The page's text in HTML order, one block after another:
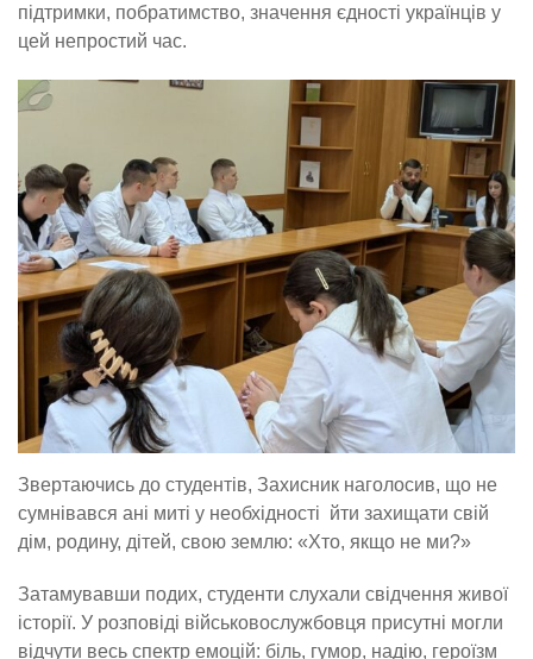
підтримки, побратимство, значення єдності українців у
цей непростий час.
Звертаючись до студентів, Захисник наголосив, що не
сумнівався ані миті у необхідності йти захищати свій
дім, родину, дітей, свою землю: «Хто, якщо не ми?»
Затамувавши подих, студенти слухали свідчення живої
історії. У розповіді військовослужбовця присутні могли
відчути весь спектр емоцій: біль, гумор, надію, героїзм